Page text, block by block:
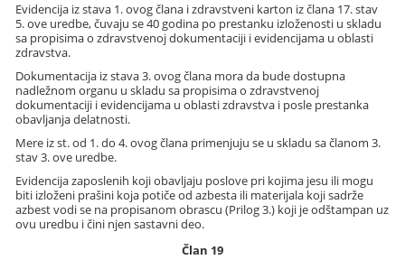
Evidencija iz stava 1. ovog člana i zdravstveni karton iz člana 17. stav
5. ove uredbe, čuvaju se 40 godina po prestanku izloženosti u skladu
sa propisima o zdravstvenoj dokumentaciji i evidencijama u oblasti
zdravstva.
Dokumentacija iz stava 3. ovog člana mora da bude dostupna
nadležnom organu u skladu sa propisima o zdravstvenoj
dokumentaciji i evidencijama u oblasti zdravstva i posle prestanka
obavljanja delatnosti.
Mere iz st. od 1. do 4. ovog člana primenjuju se u skladu sa članom 3.
stav 3. ove uredbe.
Evidencija zaposlenih koji obavljaju poslove pri kojima jesu ili mogu
biti izloženi prašini koja potiče od azbesta ili materijala koji sadrže
azbest vodi se na propisanom obrascu (Prilog 3.) koji je odštampan uz
ovu uredbu i čini njen sastavni deo.
Član 19